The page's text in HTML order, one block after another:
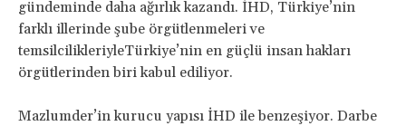
gündeminde daha ağırlık kazandı. İHD, Türkiye’nin
farklı illerinde şube örgütlenmeleri ve
temsilcilikleriyleTürkiye’nin en güçlü insan hakları
örgütlerinden biri kabul ediliyor.
Mazlumder’in kurucu yapısı İHD ile benzeşiyor. Darbe